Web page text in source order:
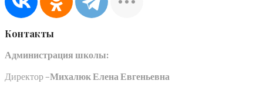
Контакты
Администрация школы:
Директор –Михалюк Елена Евгеньевна